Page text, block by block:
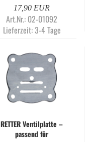
17,90 EUR
Art.Nr.: 02-01092
Lieferzeit:3-4 Tage
RETTER Ventilplatte –
passend für